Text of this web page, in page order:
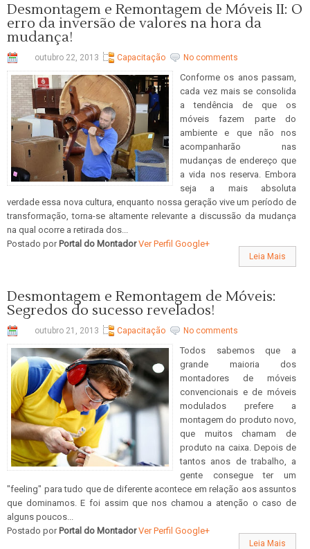
Desmontagem e Remontagem de Móveis II: O
erro da inversão de valores na hora da
mudança!
outubro 22, 2013 Capacitação No comments
Conforme os anos passam,
cada vez mais se consolida
a tendência de que os
móveis fazem parte do
ambiente e que não nos
acompanharão nas
mudanças de endereço que
a vida nos reserva. Embora
seja a mais absoluta
verdade essa nova cultura, enquanto nossa geração vive um período de
transformação, torna-se altamente relevante a discussão da mudança
na qual ocorre a retirada dos...
Postado por Portal do Montador Ver Perfil Google+
Leia Mais
Desmontagem e Remontagem de Móveis:
Segredos do sucesso revelados!
outubro 21, 2013 Capacitação No comments
Todos sabemos que a
grande maioria dos
montadores de móveis
convencionais e de móveis
modulados prefere a
montagem do produto novo,
que muitos chamam de
produto na caixa. Depois de
tantos anos de trabalho, a
gente consegue ter um
"feeling" para tudo que de diferente acontece em relação aos assuntos
que dominamos. E foi assim que nos chamou a atenção o caso de
alguns poucos...
Postado por Portal do Montador Ver Perfil Google+
Leia Mais